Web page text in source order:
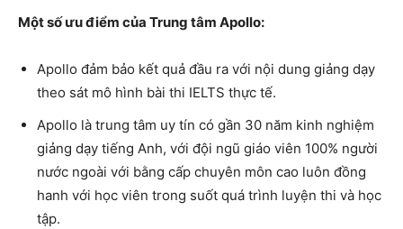
Một số ưu điểm của Trung tâm Apollo:
Apollo đảm bảo kết quả đầu ra với nội dung giảng dạy
theo sát mô hình bài thi IELTS thực tế.
Apollo là trung tâm uy tín có gần 30 năm kinh nghiệm
giảng dạy tiếng Anh, với đội ngũ giáo viên 100% người
nước ngoài với bằng cấp chuyên môn cao luôn đồng
hanh với học viên trong suốt quá trình luyện thi và học
tập.